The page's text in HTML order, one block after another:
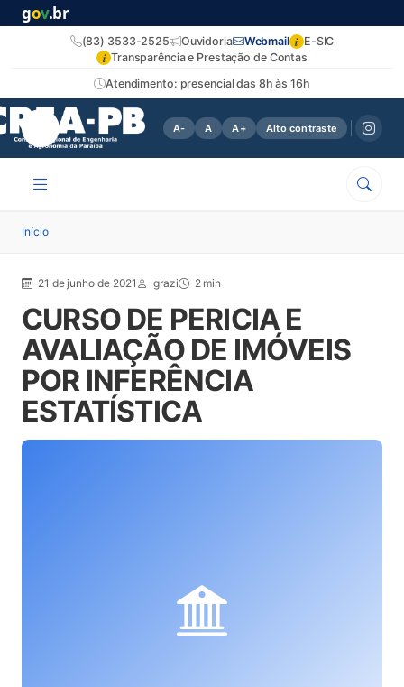
gov.br
Atendimento: presencial das 8h às 16h
(83) 3533-2525 Ouvidoria Webmail i E-SIC
i Transparência e Prestação de Contas
A- A A+ Alto contraste
Início
21 de junho de 2021 grazi 2 min
CURSO DE PERICIA E
AVALIAÇÃO DE IMÓVEIS
POR INFERÊNCIA
ESTATÍSTICA